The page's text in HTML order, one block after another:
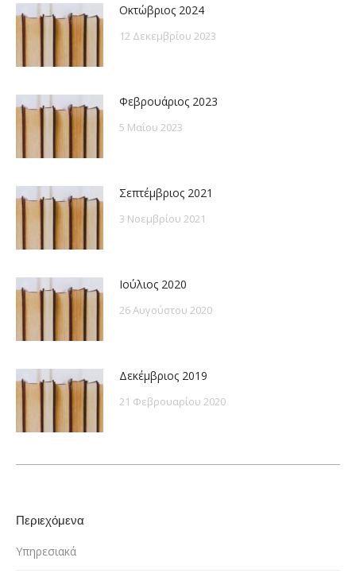
Οκτώβριος 2024
12 Δεκεμβρίου 2023
Φεβρουάριος 2023
5 Μαΐου 2023
Σεπτέμβριος 2021
3 Νοεμβρίου 2021
Ιούλιος 2020
26 Αυγούστου 2020
Δεκέμβριος 2019
21 Φεβρουαρίου 2020
Περιεχόμενα
Υπηρεσιακά